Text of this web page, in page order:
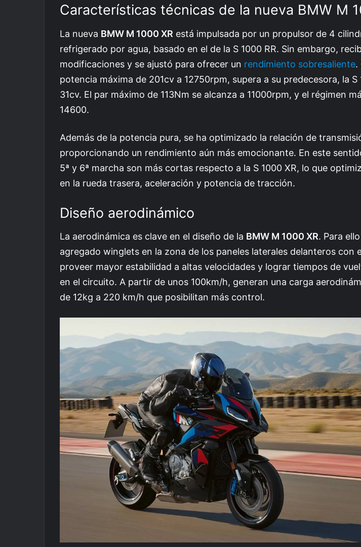
Características técnicas de la nueva BMW M
La nueva BMW M 1000 XR está impulsada por un propulsor de 4
refrigerado por agua, basado en el de la S 1000 RR. Sin embargo,
modificaciones y se ajustó para ofrecer un rendimiento sobresaliente.
potencia máxima de 201cv a 12750rpm, supera a su predecesora, la S
31cv. El par máximo de 113Nm se alcanza a 11000rpm, y el régimen
14600.
Además de la potencia pura, se ha optimizado la relación de
proporcionando un rendimiento aún más emocionante. En este
5ª y 6ª marcha son más cortas respecto a la S 1000 XR, lo que
en la rueda trasera, aceleración y potencia de tracción.
Diseño aerodinámico
La aerodinámica es clave en el diseño de la BMW M 1000 XR. Para
agregado winglets en la zona de los paneles laterales delanteros con
proveer mayor estabilidad a altas velocidades y lograr tiempos de
en el circuito. A partir de unos 100km/h, generan una carga
de 12kg a 220 km/h que posibilitan más control.